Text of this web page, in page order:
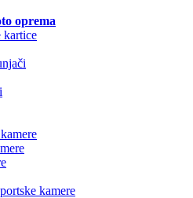
oprema
kartice
kamere